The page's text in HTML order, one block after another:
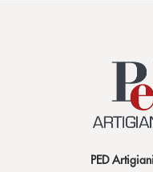
PED